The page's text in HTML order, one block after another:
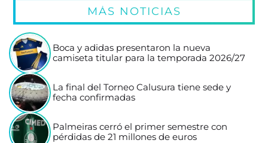
MÁS NOTICIAS
Boca y adidas presentaron la nueva
camiseta titular para la temporada 2026/27
La final del Torneo Calusura tiene sede y
fecha confirmadas
Palmeiras cerró el primer semestre con
pérdidas de 21 millones de euros